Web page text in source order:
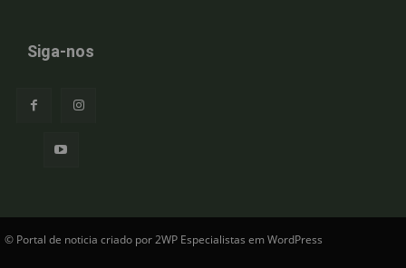
Siga-nos
© Portal de noticia criado por 2WP Especialistas em WordPress